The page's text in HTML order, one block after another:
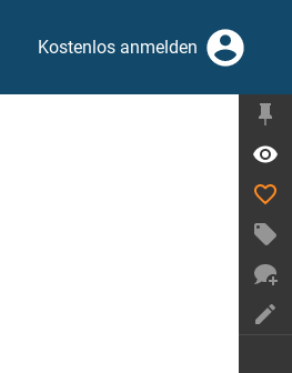
Kostenlos anmelden